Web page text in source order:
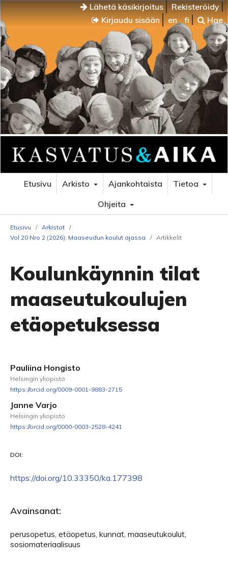
Lähetä käsikirjoitus
Rekisteröidy
Kirjaudu sisään
en fi Hae
Etusivu Arkisto Ajankohtaista
Tietoa
Ohjeita
Etusivu / Arkistot /
Vol 20 Nro 2 (2026): Maaseudun koulut ajassa
/ Artikkelit
Koulunkäynnin tilat
maaseutukoulujen
etäopetuksessa
Pauliina Hongisto
Helsingin yliopisto
https://orcid.org/0009-0001-9883-2715
Janne Varjo
Helsingin yliopisto
https://orcid.org/0000-0003-2528-4241
DOI:
https://doi.org/10.33350/ka.177398
Avainsanat:
perusopetus, etäopetus, kunnat, maaseutukoulut,
sosiomateriaalisuus